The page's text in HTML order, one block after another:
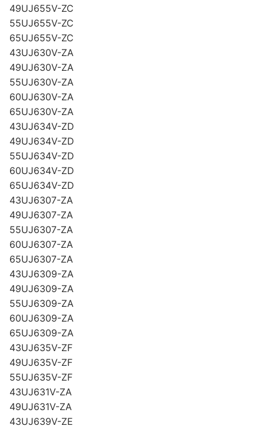
49UJ655V-ZC
55UJ655V-ZC
65UJ655V-ZC
43UJ630V-ZA
49UJ630V-ZA
55UJ630V-ZA
60UJ630V-ZA
65UJ630V-ZA
43UJ634V-ZD
49UJ634V-ZD
55UJ634V-ZD
60UJ634V-ZD
65UJ634V-ZD
43UJ6307-ZA
49UJ6307-ZA
55UJ6307-ZA
60UJ6307-ZA
65UJ6307-ZA
43UJ6309-ZA
49UJ6309-ZA
55UJ6309-ZA
60UJ6309-ZA
65UJ6309-ZA
43UJ635V-ZF
49UJ635V-ZF
55UJ635V-ZF
43UJ631V-ZA
49UJ631V-ZA
43UJ639V-ZE